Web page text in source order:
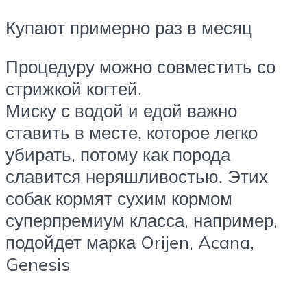
Купают примерно раз в месяц
Процедуру можно совместить со
стрижкой когтей.
Миску с водой и едой важно
ставить в месте, которое легко
убирать, потому как порода
славится неряшливостью. Этих
собак кормят сухим кормом
суперпремиум класса, например,
подойдет марка Orijen, Acana,
Genesis